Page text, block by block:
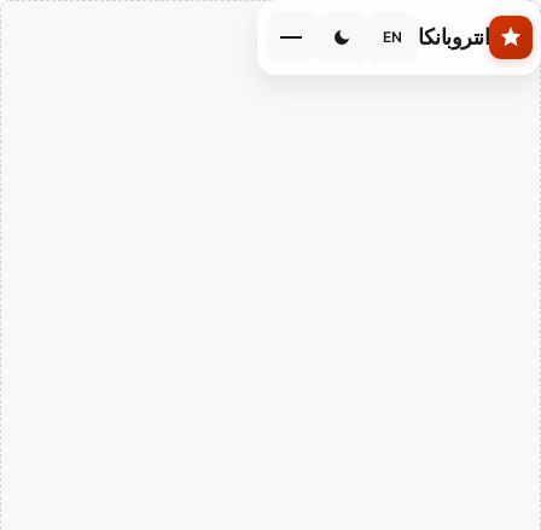
Skip to main content
انتروبانكا EN